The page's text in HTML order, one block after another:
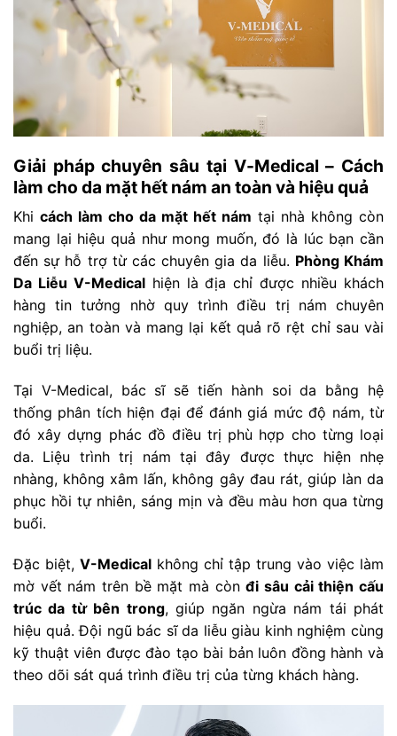
Giải pháp chuyên sâu tại V-Medical – Cách
làm cho da mặt hết nám an toàn và hiệu quả
Khi cách làm cho da mặt hết nám tại nhà không còn
mang lại hiệu quả như mong muốn, đó là lúc bạn cần
đến sự hỗ trợ từ các chuyên gia da liễu. Phòng Khám
Da Liễu V-Medicalhiện là địa chỉ được nhiều khách
hàng tin tưởng nhờ quy trình điều trị nám chuyên
nghiệp, an toàn và mang lại kết quả rõ rệt chỉ sau vài
buổi trị liệu.
Tại V-Medical, bác sĩ sẽ tiến hành soi da bằng hệ
thống phân tích hiện đại để đánh giá mức độ nám, từ
đó xây dựng phác đồ điều trị phù hợp cho từng loại
da. Liệu trình trị nám tại đây được thực hiện nhẹ
nhàng, không xâm lấn, không gây đau rát, giúp làn da
phục hồi tự nhiên, sáng mịn và đều màu hơn qua từng
buổi.
Đặc biệt, V-Medical không chỉ tập trung vào việc làm
mờ vết nám trên bề mặt mà cònđi sâu cải thiện cấu
trúc da từ bên trong, giúp ngăn ngừa nám tái phát
hiệu quả. Đội ngũ bác sĩ da liễu giàu kinh nghiệm cùng
kỹ thuật viên được đào tạo bài bản luôn đồng hành và
theo dõi sát quá trình điều trị của từng khách hàng.